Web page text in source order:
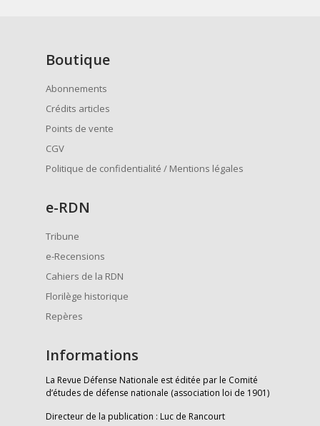
Boutique
Abonnements
Crédits articles
Points de vente
CGV
Politique de confidentialité / Mentions légales
e-RDN
Tribune
e-Recensions
Cahiers de la RDN
Florilège historique
Repères
Informations
La Revue Défense Nationale est éditée par le Comité
d’études de défense nationale (association loi de 1901)
Directeur de la publication : Luc de Rancourt